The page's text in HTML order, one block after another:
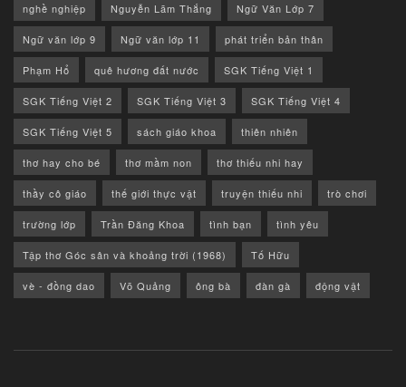
nghề nghiệp Nguyễn Lãm Thắng Ngữ Văn Lớp 7
Ngữ văn lớp 9 Ngữ văn lớp 11 phát triển bản thân
Phạm Hổ quê hương đất nước SGK Tiếng Việt 1
SGK Tiếng Việt 2 SGK Tiếng Việt 3 SGK Tiếng Việt 4
SGK Tiếng Việt 5 sách giáo khoa thiên nhiên
thơ hay cho bé thơ mầm non thơ thiếu nhi hay
thầy cô giáo thế giới thực vật truyện thiếu nhi trò chơi
trường lớp Trần Đăng Khoa tình bạn tình yêu
Tập thơ Góc sân và khoảng trời (1968) Tố Hữu
vè - đồng dao Võ Quảng ông bà đàn gà động vật